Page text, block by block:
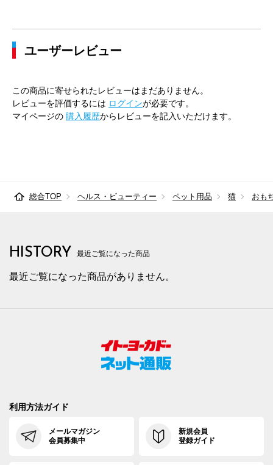
ユーザーレビュー
この商品に寄せられたレビューはまだありません。
レビューを評価するには ログインが必要です。
マイページの 購入履歴からレビューを記入いただけます。
総合TOP ヘルス・ビューティー ペット用品 猫 おも
HISTORY 最近ご覧になった商品
最近ご覧になった商品がありません。
利用方法ガイド
メールマガジン
会員募集中
新規会員
登録ガイド